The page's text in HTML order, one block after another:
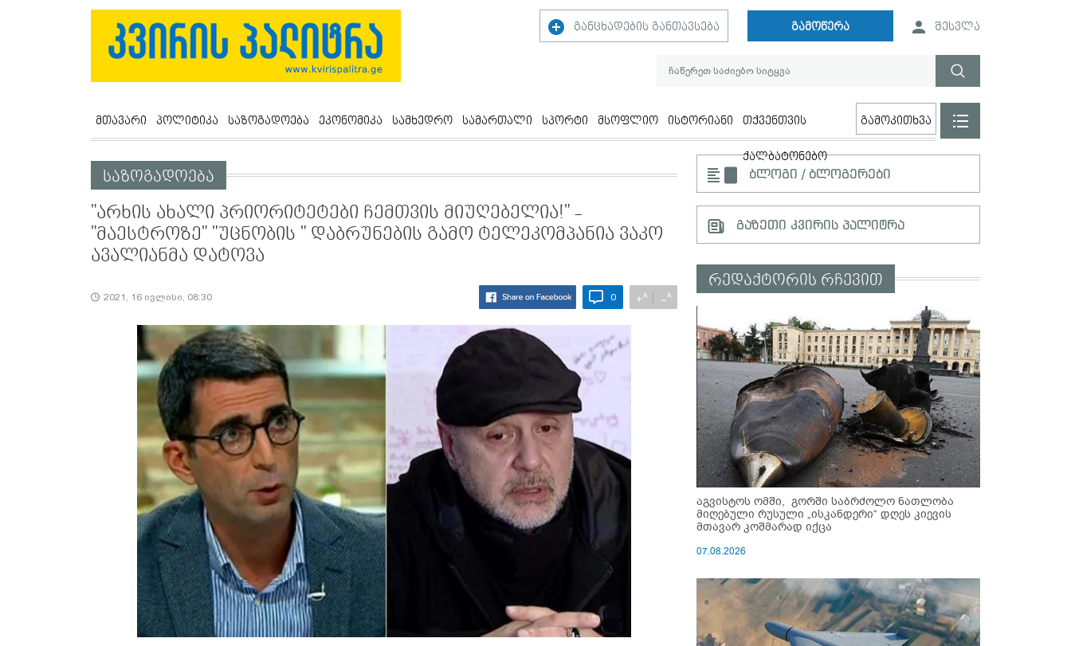
განცხადების განთავსება გამოწერა შესვლა
მთავარი პოლიტიკა საზოგადოება ეკონომიკა სამხედრო სამართალი სპორტი მსოფლიო ისტორიანი თქვენთვის
ქალბატონებო
გამოკითხვა
საზოგადოება
"არხის ახალი პრიორიტეტები ჩემთვის მიუღებელია!" -
"მაესტროზე" "უცნობის " დაბრუნების გამო ტელეკომპანია ვაკო
ავალიანმა დატოვა
2021, 16 ივლისი, 08:30 0 +A −A
ბლოგი / ბლოგერები
გაზეთი კვირის პალიტრა
რედაქტორის რჩევით
აგვისტოს ომში, გორში საბრძოლო ნათლობა
მიღებული რუსული „ისკანდერი“ დღეს კიევის
მთავარ კოშმარად იქცა
07.08.2026